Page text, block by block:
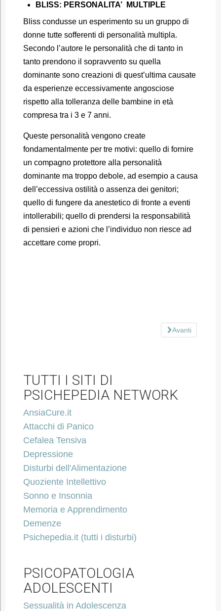
BLISS: PERSONALITA’ MULTIPLE
Bliss condusse un esperimento su un gruppo di
donne tutte sofferenti di personalità multipla.
Secondo l’autore le personalità che di tanto in
tanto prendono il sopravvento su quella
dominante sono creazioni di quest’ultima causate
da esperienze eccessivamente angosciose
rispetto alla tolleranza delle bambine in età
compresa tra i 3 e 7 anni.
Queste personalità vengono create
fondamentalmente per tre motivi: quello di fornire
un compagno protettore alla personalità
dominante ma troppo debole, ad esempio a causa
dell’eccessiva ostilità o assenza dei genitori;
quello di fungere da anestetico di fronte a eventi
intollerabili; quello di prendersi la responsabilità
di pensieri e azioni che l’individuo non riesce ad
accettare come propri.
Avanti
TUTTI I SITI DI
PSICHEPEDIA NETWORK
AnsiaCure.it
Attacchi di Panico
Cefalea Tensiva
Depressione
Disturbi dell'Alimentazione
Quoziente Intellettivo
Sonno e Insonnia
Memoria e Apprendimento
Demenze
Psichepedia.it (tutti i disturbi)
PSICOPATOLOGIA
ADOLESCENTI
Sessualità in Adolescenza